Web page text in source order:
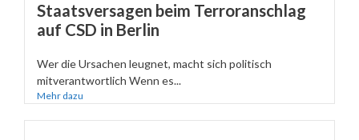
Staatsversagen beim Terroranschlag
auf CSD in Berlin
Wer die Ursachen leugnet, macht sich politisch
mitverantwortlich Wenn es...
Mehr dazu